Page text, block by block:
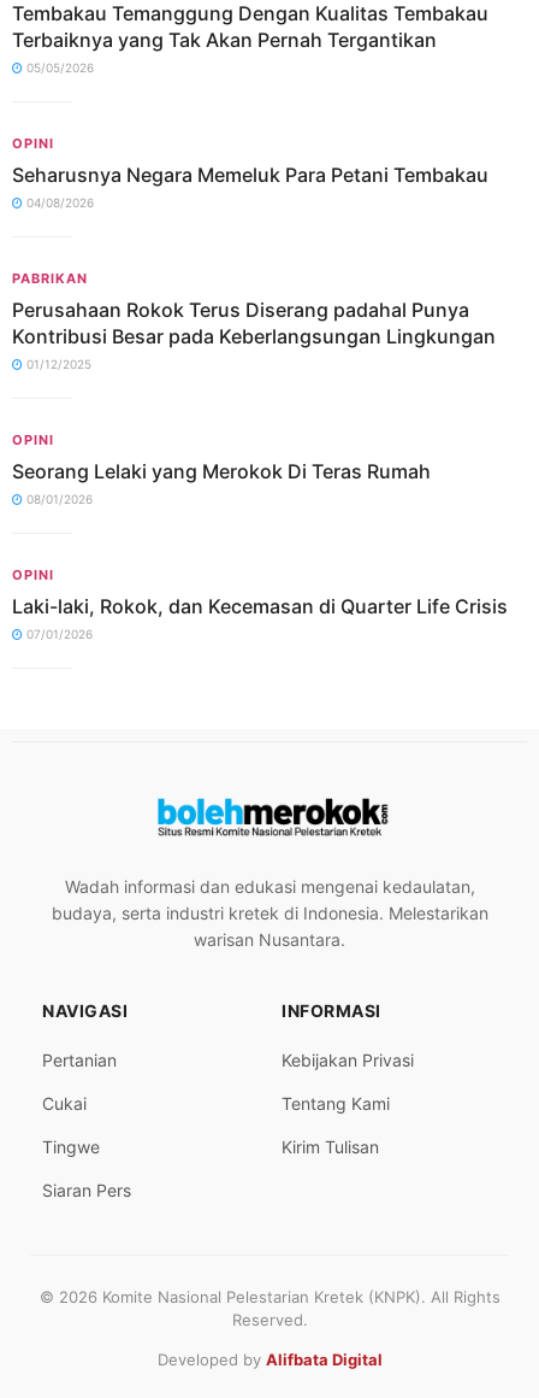
Tembakau Temanggung Dengan Kualitas Tembakau
Terbaiknya yang Tak Akan Pernah Tergantikan
05/05/2026
OPINI
Seharusnya Negara Memeluk Para Petani Tembakau
04/08/2026
PABRIKAN
Perusahaan Rokok Terus Diserang padahal Punya
Kontribusi Besar pada Keberlangsungan Lingkungan
01/12/2025
OPINI
Seorang Lelaki yang Merokok Di Teras Rumah
08/01/2026
OPINI
Laki-laki, Rokok, dan Kecemasan di Quarter Life Crisis
07/01/2026
Wadah informasi dan edukasi mengenai kedaulatan,
budaya, serta industri kretek di Indonesia. Melestarikan
warisan Nusantara.
NAVIGASI
Pertanian
Cukai
Tingwe
Siaran Pers
INFORMASI
Kebijakan Privasi
Tentang Kami
Kirim Tulisan
© 2026 Komite Nasional Pelestarian Kretek (KNPK). All Rights
Reserved.
Developed by Alifbata Digital